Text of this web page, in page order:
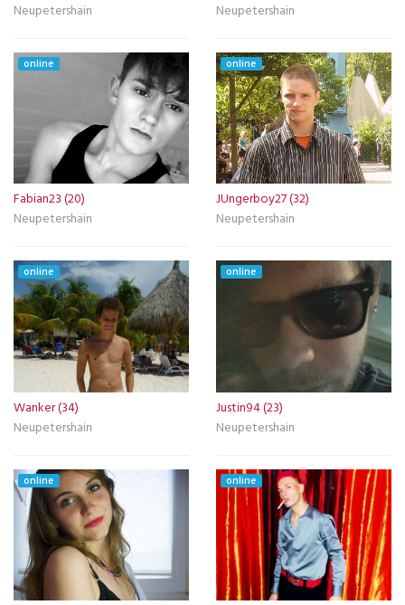
Neupetershain
Neupetershain
online
Fabian23 (20)
Neupetershain
online
JUngerboy27 (32)
Neupetershain
online
Wanker (34)
Neupetershain
online
Justin94 (23)
Neupetershain
online online